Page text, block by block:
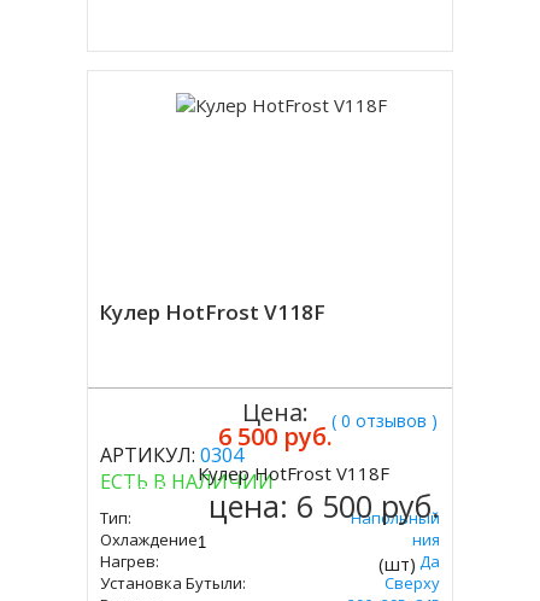
Кулер HotFrost V118F
( 0 отзывов )
АРТИКУЛ: 0304
ЕСТЬ В НАЛИЧИИ
Тип:
Напольный
Охлаждение:
Без Охлаждения
Нагрев:
Да
Установка Бутыли:
Сверху
Цена:
6 500 руб.
Купить
Кулер HotFrost V118F
цена: 6 500 руб.
(шт)